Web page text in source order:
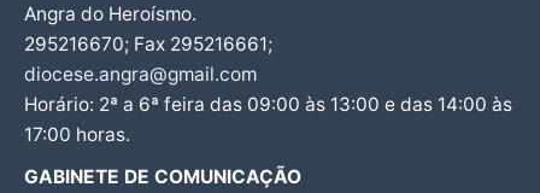
Angra do Heroísmo.
295216670; Fax 295216661;
diocese.angra@gmail.com
Horário: 2ª a 6ª feira das 09:00 às 13:00 e das 14:00 às
17:00 horas.
GABINETE DE COMUNICAÇÃO